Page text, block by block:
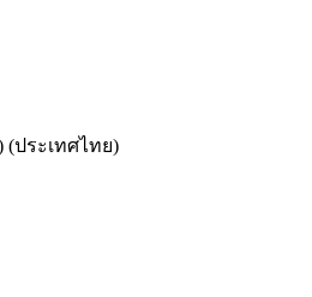
ประเทศไทย)